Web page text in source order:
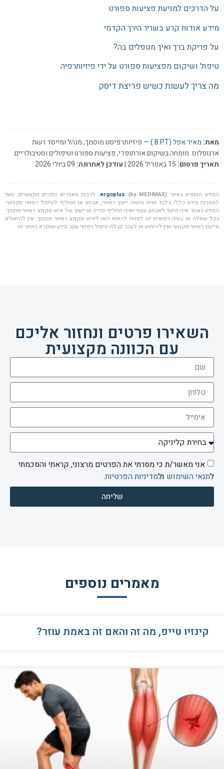
על הדרכים למניעת פציעות ספורט
מידע אודות קרע בשריר הירך הקדמי
על פריקת ברך ואיך מטפלים בה?
טיפול ושיקום מפציעות ספורט על ידי פיזיותרפיה
מה צריך לעשות כשיש פריצת דיסק
מאת: מאיר אפל (B.P.T.)
— פיזיותרפיסט מוסמך, מנהל ומייסד רשת
ארגופלוס. מומחה בשיקום אורתופדי, פציעות ספורט וטיפולים וסטיבולריים.
תאריך פרסום:
עודכן לאחרונה:
המידע המופיע באתר ergoplus (by MEDIMAX)
, לרבות מאמרים ותכנים מקצועיים, נועד
למטרות מידע כללי בלבד ואינו מהווה ייעוץ רפואי, אבחון או תחליף לטיפול רפואי מקצועי.
המידע באתר אינו מיועד לאבחון עצמי ואינו מחליף פנייה או ייעוץ של איש מקצוע רפואי מוסמך.
בכל שאלה או בעיה רפואית יש לפנות לרופא ו/או לאיש מקצוע רפואי מוסמך. אין להתעלם
מייעוץ רפואי מקצועי ואין להימנע או לעכב קבלת טיפול רפואי עקב מידע שנקרא באתר זה.
השאירו פרטים ונחזור אליכם
עם הכוונה מקצועית
אני מאשר/ת כי מסרתי את הפרטים מרצוני, קראתי והסכמתי
לתנאי השימוש ולמדיניות הפרטיות.
שליחה
מאמרים נוספים
קינזיו טייפ, מה זה והאם זה באמת עוזר?